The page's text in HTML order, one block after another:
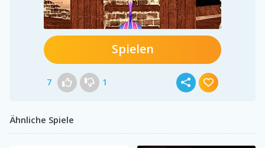
Spielen
7 1
Ähnliche Spiele